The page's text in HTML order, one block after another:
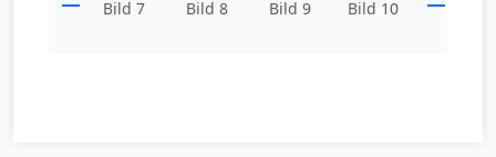
Bild 7 Bild 8 Bild 9 Bild 10